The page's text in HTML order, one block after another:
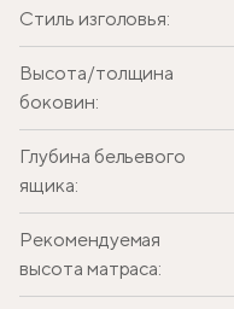
Стиль изголовья:
Высота/толщина
боковин:
Глубина бельевого
ящика:
Рекомендуемая
высота матраса: